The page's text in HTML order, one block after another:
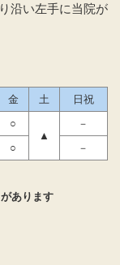
沿い左手に当院が
金 土
日祝
○
▲
－
○
－
あります